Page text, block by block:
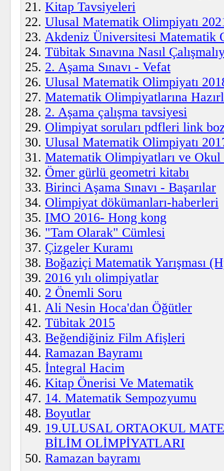
Kitap Tavsiyeleri
Ulusal Matematik Olimpiyatı
Akdeniz Üniversitesi Matematik
Tübitak Sınavına Nasıl
2. Aşama Sınavı - Vefat
Ulusal Matematik Olimpiyatı
Matematik Olimpiyatlarına
2. Aşama çalışma tavsiyesi
Olimpiyat soruları pdfleri link
Ulusal Matematik Olimpiyatı
Matematik Olimpiyatları ve
Ömer gürlü geometri kitabı
Birinci Aşama Sınavı - Başarılar
Olimpiyat dökümanları-haberleri
IMO 2016- Hong kong
"Tam Olarak" Cümlesi
Çizgeler Kuramı
Boğaziçi Matematik Yarışması
2016 yılı olimpiyatlar
2 Önemli Soru
Ali Nesin Hoca'dan Öğütler
Tübitak 2015
Beğendiğiniz Film Afişleri
Ramazan Bayramı
İntegral Hacim
Kitap Önerisi Ve Matematik
14. Matematik Sempozyumu
Boyutlar
19.ULUSAL ORTAOKUL
BİLİM OLİMPİYATLARI
Ramazan bayramı